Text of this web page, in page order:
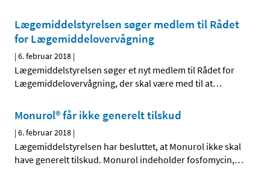
Lægemiddelstyrelsen søger medlem til Rådet
for Lægemiddelovervågning
|6. februar 2018 |
Lægemiddelstyrelsen søger et nyt medlem til Rådet for
Lægemiddelovervågning, der skal være med til at…
Monurol® får ikke generelt tilskud
|6. februar 2018 |
Lægemiddelstyrelsen har besluttet, at Monurol ikke skal
have generelt tilskud. Monurol indeholder fosfomycin,…